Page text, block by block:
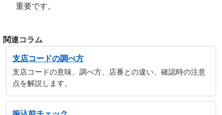
重要です。
関連コラム
支店コードの調べ方
支店コードの意味、調べ方、店番との違い、確認時の注意
点を解説します。